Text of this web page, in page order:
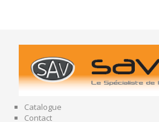
Catalogue
Contact